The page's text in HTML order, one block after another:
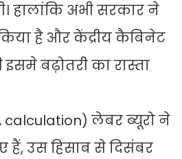
हालांकि अभी सरकार ने
है और केंद्रीय कैबिनेट
बढ़ोतरी का रास्ता
calculation) लेबर ब्यूरो ने
हैं, उस हिसाब से दिसंबर